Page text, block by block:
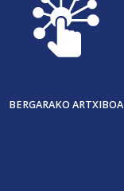
BERGARAKO ARTXIBOA